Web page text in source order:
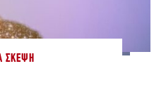
ΣΚΈΨΗ